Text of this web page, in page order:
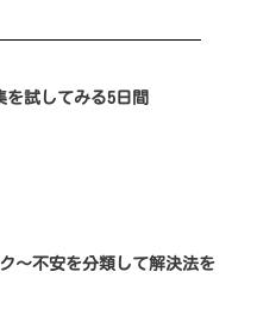
試してみる5日間
～不安を分類して解決法を